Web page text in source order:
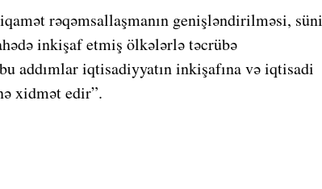
rəqəmsallaşmanın genişləndirilməsi, süni
inkişaf etmiş ölkələrlə təcrübə
addımlar iqtisadiyyatın inkişafına və iqtisadi
xidmət edir”.